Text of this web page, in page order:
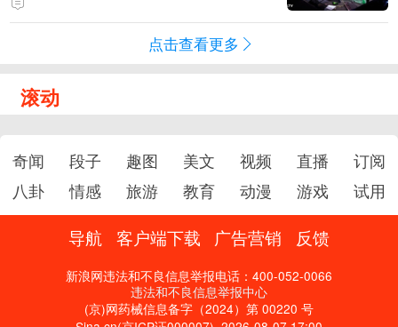
点击查看更多
滚动
奇闻 段子 趣图 美文 视频 直播
订阅
八卦
情感 旅游 教育 动漫 游戏 试用
导航 客户端下载 广告营销 反馈
新浪网违法和不良信息举报电话：400-052-0066
违法和不良信息举报中心
(京)网药械信息备字（2024）第 00220 号